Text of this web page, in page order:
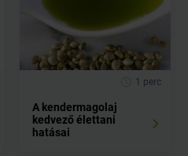
1 perc
A kendermagolaj
kedvező élettani
hatásai